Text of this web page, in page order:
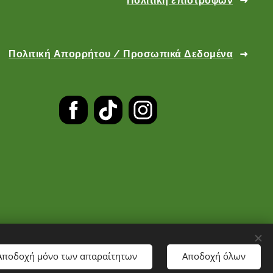
Πολιτική Απορρήτου / Προσωπικά Δεδομένα
μόνο των απαραίτητων Αποδοχή όλων